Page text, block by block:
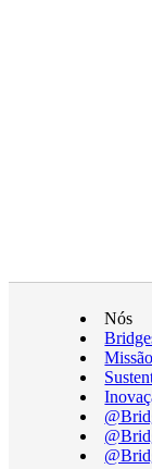
Nós